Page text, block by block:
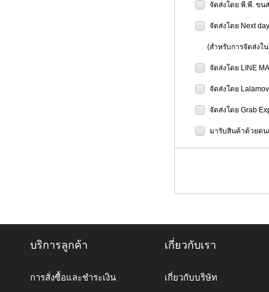
จัดส่งโดย พี.พี. ขน
จัดส่งโดย Next
(สำหรับการจัดส่งใน
จัดส่งโดย LINE
จัดส่งโดย
จัดส่งโดย Grab
มารับสินค้าด้วยตน
บริการลูกค้า
การสั่งซื้อและชำระเงิน
เกี่ยวกับเรา
เกี่ยวกับบริษัท